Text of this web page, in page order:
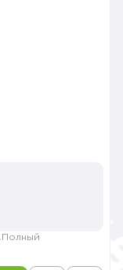
Полный